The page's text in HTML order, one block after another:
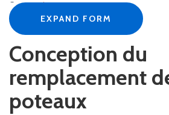
Company*
Job Title
Business Email *
EXPAND FORM
Conception du
remplacement
poteaux